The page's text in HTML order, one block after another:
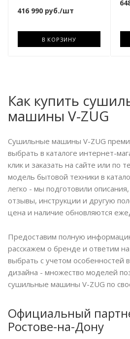
416 990 руб./шт
В КОРЗИНУ
Как купить
машины V-ZUG
Сушильные машины V-ZUG
выбрать в каталоге интернет-
клик и заказать на сайте или по
модель бытовой техники в
легко - мы подготовили
отзывы, инструкции и другую
цена и наличие обновляются
Предоставим полную
расскажем о бренде и ответим
выбрать с учетом особенностей
дизайна - множество моделей
сушильные машины V-ZUG по
Официальный
Ростове-на-Дону